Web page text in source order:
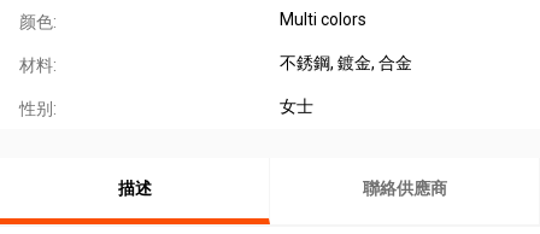
颜色: Multi colors
材料: 不銹鋼, 鍍金, 合金
性别: 女士
描述 聯絡供應商